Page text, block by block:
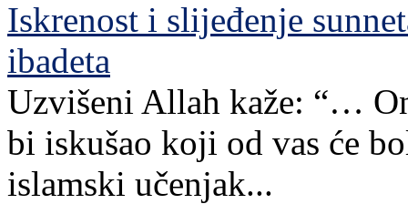
Iskrenost i slijeđenje
ibadeta
Uzvišeni Allah kaže: “…
bi iskušao koji od vas će
islamski učenjak...